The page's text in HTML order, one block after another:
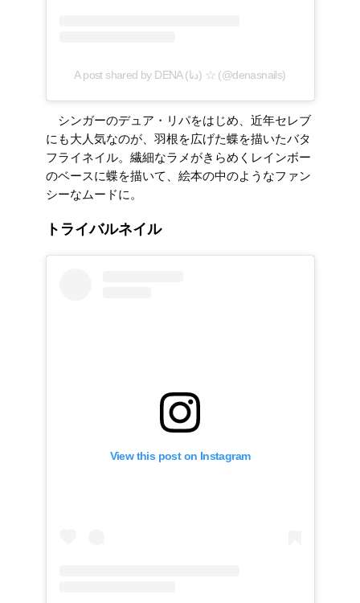
A post shared by DENA (دنا) ☆ (@denasnails)
シンガーのデュア・リパをはじめ、近年セレブ
にも大人気なのが、羽根を広げた蝶を描いたバタ
フライネイル。繊細なラメがきらめくレインボー
のベースに蝶を描いて、絵本の中のようなファン
シーなムードに。
トライバルネイル
View this post on Instagram